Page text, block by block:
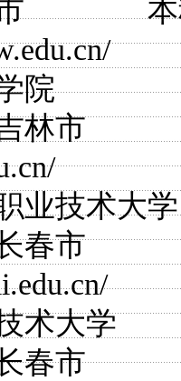
春
院
林
业技术大学
春
术大学
春